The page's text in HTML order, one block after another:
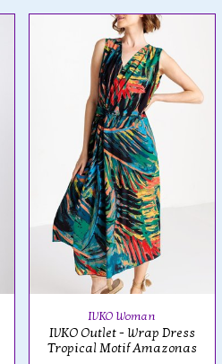
IVKO Woman
IVKO Outlet - Wrap Dress
Tropical Motif Amazonas